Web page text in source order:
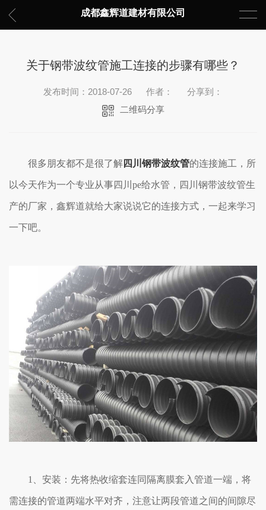
成都鑫辉道建材有限公司
关于钢带波纹管施工连接的步骤有哪些？
发布时间：2018-07-26 作者：
分享到：
二维码分享
很多朋友都不是很了解四川钢带波纹管的连接施工，所
以今天作为一个专业从事四川pe给水管，四川钢带波纹管生
产的厂家，鑫辉道就给大家说说它的连接方式，一起来学习
一下吧。
1、安装：先将热收缩套连同隔离膜套入管道一端，将
需连接的管道两端水平对齐，注意让两段管道之间的间隙尽